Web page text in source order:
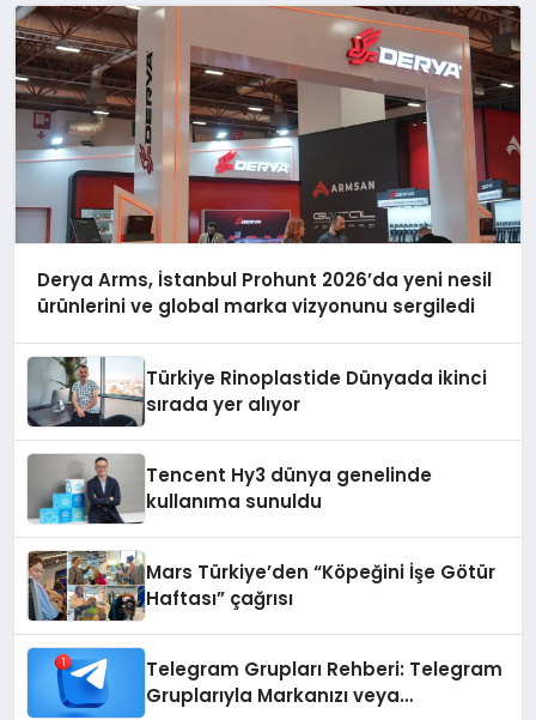
Derya Arms, İstanbul Prohunt 2026’da yeni nesil
ürünlerini ve global marka vizyonunu sergiledi
Türkiye Rinoplastide Dünyada ikinci
sırada yer alıyor
Tencent Hy3 dünya genelinde
kullanıma sunuldu
Mars Türkiye’den “Köpeğini İşe Götür
Haftası” çağrısı
Telegram Grupları Rehberi: Telegram
Gruplarıyla Markanızı veya